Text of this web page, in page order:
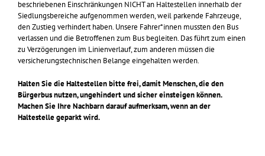
beschriebenen Einschränkungen NICHT an Haltestellen innerhalb der
Siedlungsbereiche aufgenommen werden, weil parkende Fahrzeuge,
den Zustieg verhindert haben. Unsere Fahrer*innen mussten den Bus
verlassen und die Betroffenen zum Bus begleiten. Das führt zum einen
zu Verzögerungen im Linienverlauf, zum anderen müssen die
versicherungstechnischen Belange eingehalten werden.
Halten Sie die Haltestellen bitte frei, damit Menschen, die den
Bürgerbus nutzen, ungehindert und sicher einsteigen können.
Machen Sie Ihre Nachbarn darauf aufmerksam, wenn an der
Haltestelle geparkt wird.